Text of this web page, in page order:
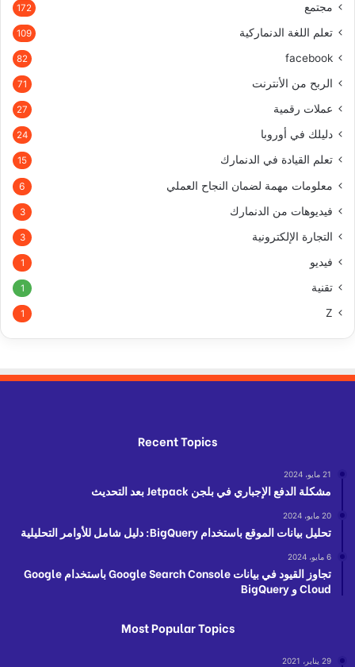
مجتمع 172
تعلم اللغة الدنماركية 109
facebook
82
الربح من الأنترنت 71
عملات رقمية 27
دليلك في أوروبا 24
تعلم القيادة في الدنمارك 15
معلومات مهمة لضمان النجاح العملي 6
فيديوهات من الدنمارك 3
التجارة الإلكترونية 3
فيديو 1
تقنية 1
Z
1
Recent Topics
21 مايو، 2024
مشكلة الدفع الإجباري في بلجن Jetpack بعد التحديث
20 مايو، 2024
تحليل بيانات الموقع باستخدام BigQuery: دليل شامل للأوامر التحليلية
6 مايو، 2024
تجاوز القيود في بيانات Google Search Console باستخدام Google
Cloud و BigQuery
Most Popular Topics
29 يناير، 2021